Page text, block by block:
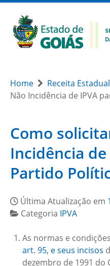
Home Receita Estadual
Não Incidência de IPVA
Como
Incidência de
Partido
Última Atualização em
Categoria IPVA
As normas e
art. 95, e seus incisos
dezembro de 1991 do